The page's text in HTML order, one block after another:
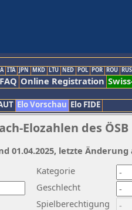
ITA JPN MKD LTU NED POL POR ROU RUS
FAQ Online Registration
Elo Vorschau Elo FIDE
Elozahlen des ÖSB
Kategorie
Geschlecht
Spielberechtigung
01.04.2025, letzte